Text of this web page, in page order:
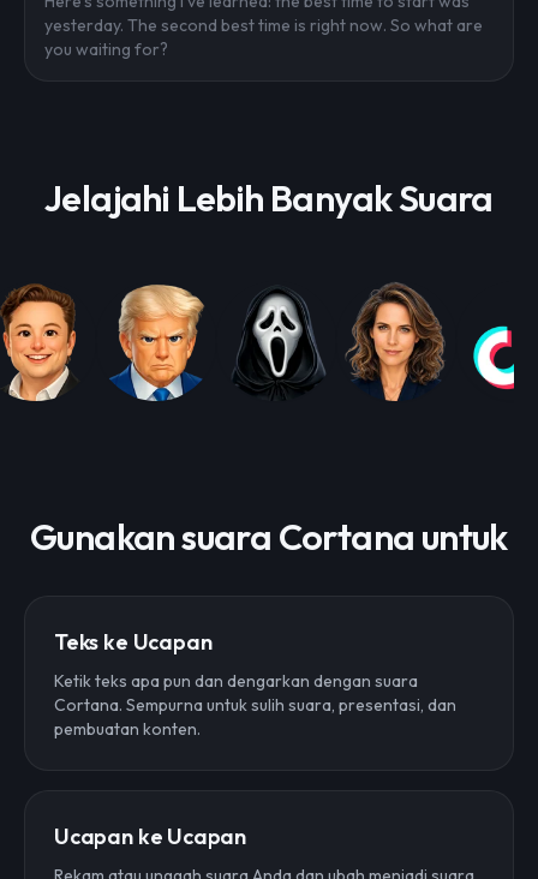
yesterday. The second best time is right now. So what are
you waiting for?
Jelajahi Lebih Banyak Suara
Gunakan suara Cortana untuk
Teks ke Ucapan
Ketik teks apa pun dan dengarkan dengan suara
Cortana. Sempurna untuk sulih suara, presentasi, dan
pembuatan konten.
Ucapan ke Ucapan